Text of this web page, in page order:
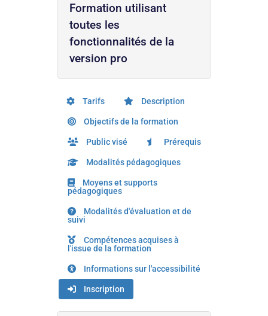
Formation utilisant
toutes les
fonctionnalités de la
version pro
Tarifs Description
Objectifs de la formation
Public visé Prérequis
Modalités pédagogiques
Moyens et supports
pédagogiques
Modalités d'évaluation et de
suivi
Compétences acquises à
l'issue de la formation
Informations sur l'accessibilité
Inscription